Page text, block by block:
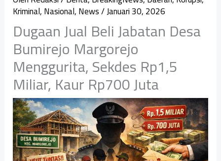
Kriminal,Nasional,News/Januari 30, 2026
Dugaan Jual Beli Jabatan Desa
Bumirejo Margorejo
Menggurita, Sekdes Rp1,5
Miliar, Kaur Rp700 Juta